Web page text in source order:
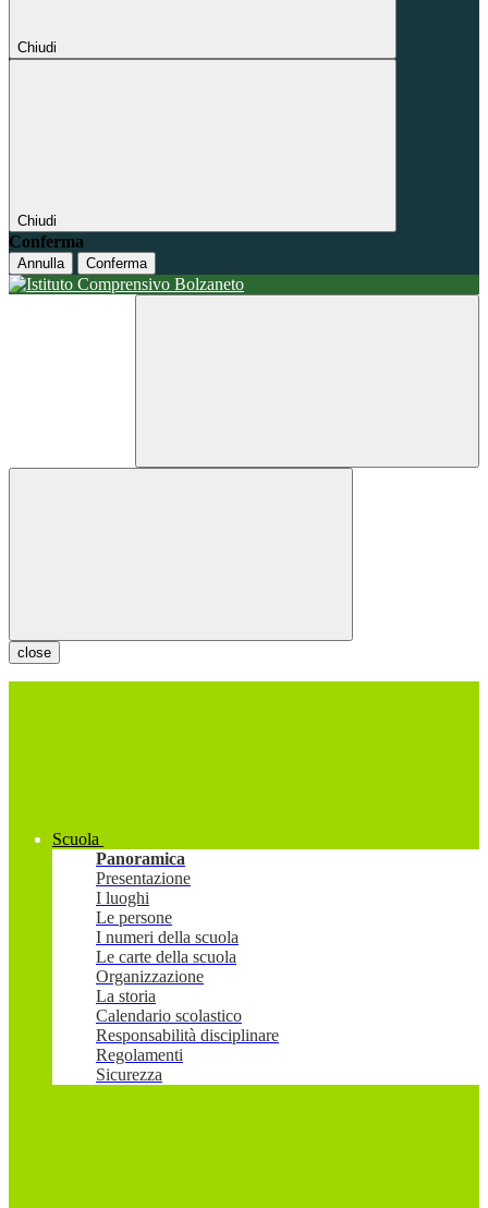
Chiudi
Chiudi
Conferma
Annulla Conferma
close
Scuola
Panoramica
Presentazione
I luoghi
Le persone
I numeri della scuola
Le carte della scuola
Organizzazione
La storia
Calendario scolastico
Responsabilità disciplinare
Regolamenti
Sicurezza